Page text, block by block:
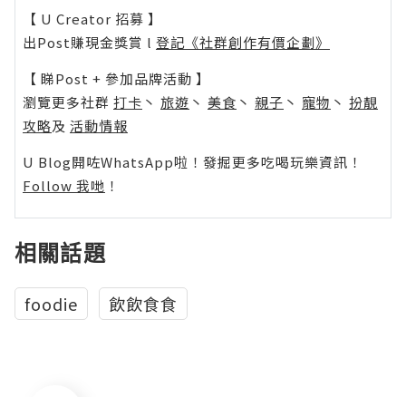
【 U Creator 招募 】
出Post賺現金獎賞 l 登記《社群創作有價企劃》
【 睇Post + 參加品牌活動 】
瀏覽更多社群 打卡 丶 旅遊 丶 美食 丶 親子 丶 寵物 丶 扮靚
攻略及 活動情報
U Blog開咗WhatsApp啦！發掘更多吃喝玩樂資訊！
Follow 我哋 ！
相關話題
foodie 飲飲食食